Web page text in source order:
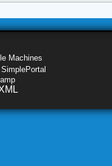
Machines